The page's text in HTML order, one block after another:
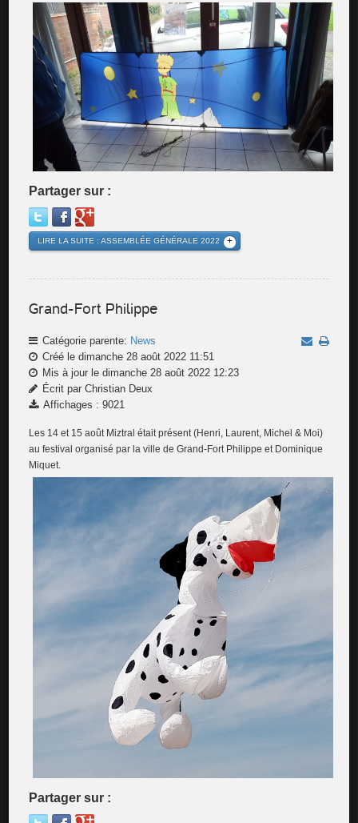
Partager sur :
LIRE LA SUITE : ASSEMBLÉE GÉNÉRALE 2022
Grand-Fort Philippe
Catégorie parente: News
Créé le dimanche 28 août 2022 11:51
Mis à jour le dimanche 28 août 2022 12:23
Écrit par Christian Deux
Affichages : 9021
Les 14 et 15 août Miztral était présent (Henri, Laurent, Michel & Moi)
au festival organisé par la ville de Grand-Fort Philippe et Dominique
Miquet.
Partager sur :